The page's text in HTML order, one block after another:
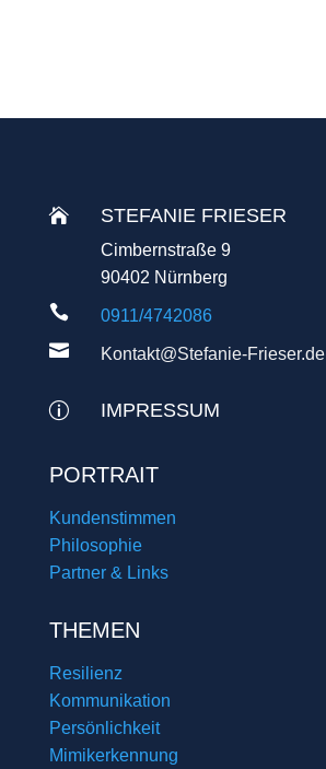
 STEFANIE FRIESER
Cimbernstraße 9
90402 Nürnberg
 0911/4742086
 Kontakt@Stefanie-Frieser.de
p IMPRESSUM
PORTRAIT
Kundenstimmen
Philosophie
Partner & Links
THEMEN
Resilienz
Kommunikation
Persönlichkeit
Mimikerkennung